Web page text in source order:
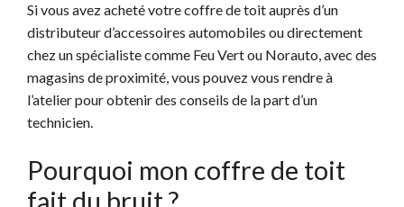
Si vous avez acheté votre coffre de toit auprès d’un
distributeur d’accessoires automobiles ou directement
chez un spécialiste comme Feu Vert ou Norauto, avec des
magasins de proximité, vous pouvez vous rendre à
l’atelier pour obtenir des conseils de la part d’un
technicien.
Pourquoi mon coffre de toit
fait du bruit ?